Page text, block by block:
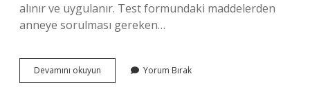
alınır ve uygulanır. Test formundaki maddelerden
anneye sorulması gereken…
Devamını okuyun
Testleri
Yorum Bırak